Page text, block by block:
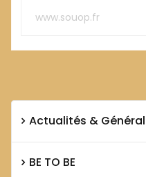
www.souop.fr
Actualités &
BE TO BE